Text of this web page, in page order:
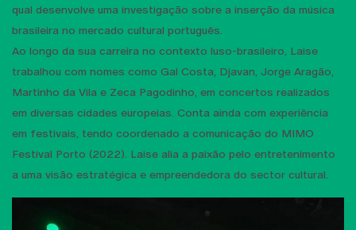
qual desenvolve uma investigação sobre a inserção da música
brasileira no mercado cultural português.
Ao longo da sua carreira no contexto luso-brasileiro, Laise
trabalhou com nomes como Gal Costa, Djavan, Jorge Aragão,
Martinho da Vila e Zeca Pagodinho, em concertos realizados
em diversas cidades europeias. Conta ainda com experiência
em festivais, tendo coordenado a comunicação do MIMO
Festival Porto (2022). Laise alia a paixão pelo entretenimento
a uma visão estratégica e empreendedora do sector cultural.